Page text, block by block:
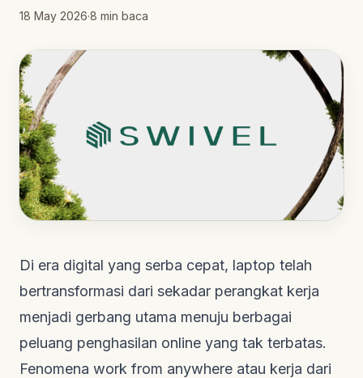
18 May 2026·8 min baca
Di era digital yang serba cepat, laptop telah
bertransformasi dari sekadar perangkat kerja
menjadi gerbang utama menuju berbagai
peluang penghasilan online yang tak terbatas.
Fenomena work from anywhere atau kerja dari